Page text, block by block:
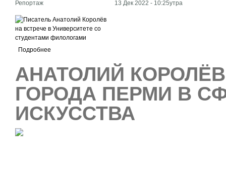
Репортаж 13 Дек 2022 - 10:25утра
Подробнее
АНАТОЛИЙ
ГОРОДА ПЕРМИ В
ИСКУССТВА